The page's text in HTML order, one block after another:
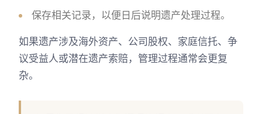
保存相关记录，以便日后说明遗产处理过程。
如果遗产涉及海外资产、公司股权、家庭信托、争
议受益人或潜在遗产索赔，管理过程通常会更复
杂。